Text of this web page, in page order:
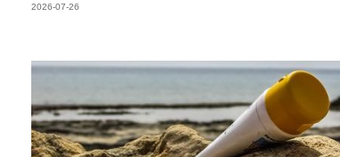
2026-07-26